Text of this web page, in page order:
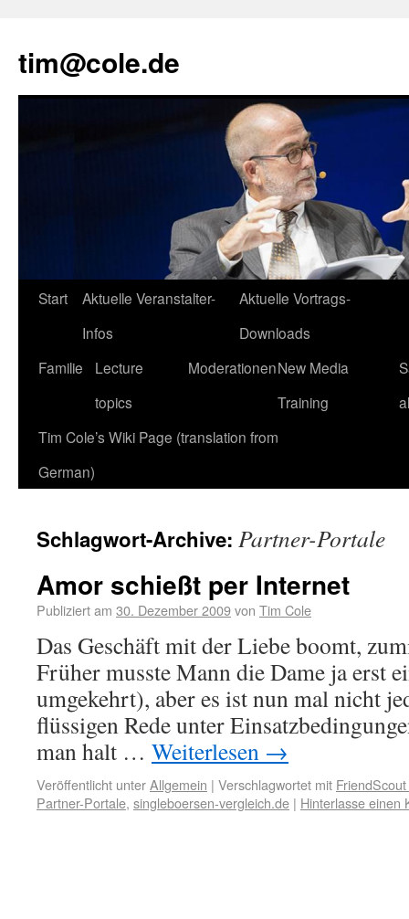
tim@cole.de
Start
Aktuelle Veranstalter-
Infos
Aktuelle Vortrags-
Downloads
Familie
Lecture
topics
ModerationenNew Media
Training
Tim Cole’s Wiki Page (translation from
German)
Schlagwort-Archive: Partner-Portale
Amor schießt per Internet
Publiziert am 30. Dezember 2009von Tim Cole
Das Geschäft mit der Liebe boomt,
Früher musste Mann die Dame ja erst
umgekehrt), aber es ist nun mal nicht
flüssigen Rede unter
man halt … Weiterlesen →
Veröffentlicht unterAllgemein | Verschlagwortet mit
Partner-Portale, singleboersen-vergleich.de | Hinterlasse einen